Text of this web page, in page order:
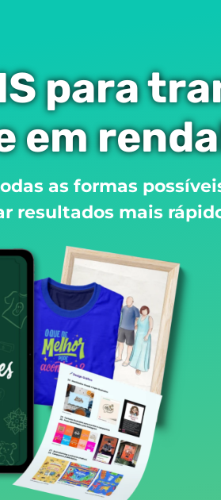
para
em
as formas
resultados mais